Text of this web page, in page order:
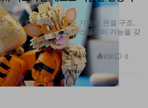
는 이 컬렉터블 세트는 가동식 관절 구조,
포즈 연출이 가능한 디스플레이 기능을 갖
830